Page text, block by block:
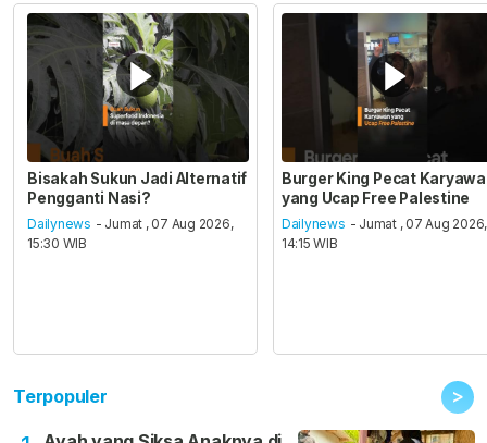
Bisakah Sukun Jadi Alternatif
Pengganti Nasi?
Dailynews - Jumat , 07 Aug 2026,
15:30 WIB
Burger King Pecat
yang Ucap Free Palestine
Dailynews - Jumat , 07 Aug 2026,
14:15 WIB
Terpopuler >